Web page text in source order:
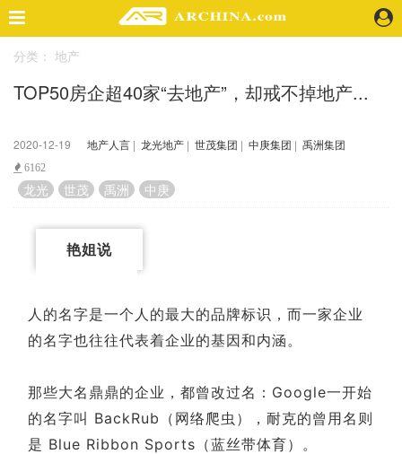
精选案例
建 筑
室 内
头条资讯
业 界
地 产
快速搜索
企业招聘
分类： 地产
TOP50房企超40家“去地产”，却戒不掉地产...
2020-12-19 地产人言 | 龙光地产 | 世茂集团 | 中庚集团 | 禹洲集团
6162
龙光 世茂 禹洲 中庚
艳姐说
人的名字是一个人的最大的品牌标识，而一家企业
的名字也往往代表着企业的基因和内涵。
那些大名鼎鼎的企业，都曾改过名：Google一开始
的名字叫 BackRub（网络爬虫），耐克的曾用名则
是 Blue Ribbon Sports（蓝丝带体育）。